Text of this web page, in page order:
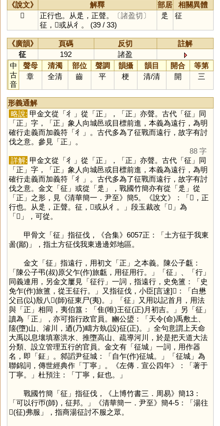
《說文》 解釋 部居
相關異體
𨒌
正行也。从辵，正聲。
〔諸盈切〕
征，𨒌或从彳。 (39 / 33)
辵 征
《廣韻》 頁碼 反切
註解
征
192
諸盈
中
古
音
聲母 清濁 部位 聲調 韻攝 韻目 開合
等第
章
全清 齒 平 梗 清/清 開 三
形義通解
略說: 甲金文從「彳 」從「正 」，「正 」亦聲。古代「征 」同
「正 」字，「正 」象人向城邑或目標前進，本義為遠行，為明
確行走義而加義符「彳
」。古代多為了征戰而遠行，故字有討
伐之意。參見「正 」。
88 字
詳解: 甲金文從「彳 」從「正 」，「正 」亦聲。古代「征 」同
「正 」字，「正 」象人向城邑或目標前進，本義為遠行，為明
確行走義而加義符「彳
」。古代多為了征戰而遠行，故字有討
伐之意。金文「征 」或從「辵 」，戰國竹簡亦有從「辵 」從
「正 」之形，見《清華簡一．尹至》簡5。《說文》：「𨒌，正
行也。从辵，正聲。征，𢌛或从彳。」段玉裁改「𢌛 」為
「𨒌 」，可從。
甲骨文「征 」指征伐，《合集》6057正：「土方征于我東
啚(鄙)」，指土方征伐我東邊邊郊地區。
金文「征 」指遠行，用初文「正 」之本義。陳公子甗：
「陳公子弔(叔)原父乍(作)旅甗，用征用行。」「征 」、「行」
同義連用，另金文屢見「征行」一詞，指遠行，史免簠：「史
免乍(作)旅簠，從王征行。」又指征伐，小臣[言逨]𣪕：「白懋
父㠯(以)殷八𠂤(師)征東尸(夷)。」「征 」又用以記首月，用法
與「正 」相同，夷伯簋：「隹(唯)王征(正)月初吉。」另「征 」
讀為「正 」，亦可指行政官員。豳公盨：「天令(命)禹敷土、
隓(墮)山、濬川，迺(乃)疇方埶(設)征(正)。」全句意謂上天命
大禹以息壤填塞洪水、推墮高山、疏導河川，於是把天道大法
分類、設立管理五行的官員。金文有「征城」一詞，用作器
名，即「鉦 」。䣄謟尹征城：「自乍(作)征城。」「征城」為
聯錦詞，傳世經典作「丁寧」。《左傳．宣公四年》：「著于
丁寧。」杜預注：「丁寧，鉦也。」
戰國竹簡「征 」指征伐，《上博竹書三．周易》簡13：
「可以行帀(師)，征邦。」《清華簡一．尹至》簡4-5：「湯往
𨒌(征)弗服」，指商湯征討不服之眾。